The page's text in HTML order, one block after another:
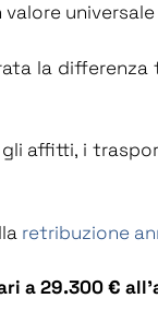
la
affitti, i
retribuzione
a 29.300 €